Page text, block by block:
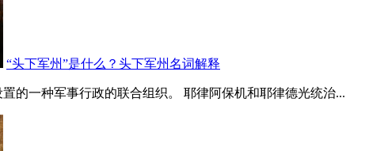
“头下军州”是什么？头下军州名词解释
的一种军事行政的联合组织。 耶律阿保机和耶律德光统治...